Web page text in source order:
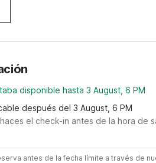
disponible hasta 3 August, 6 PM
después del 3 August, 6 PM
el check-in antes de la hora de
antes de la fecha límite a través de